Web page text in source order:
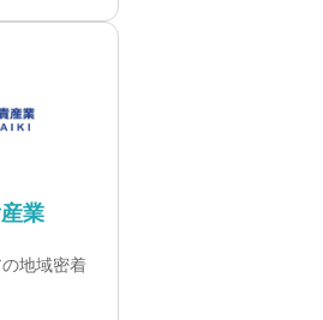
業
地域密着